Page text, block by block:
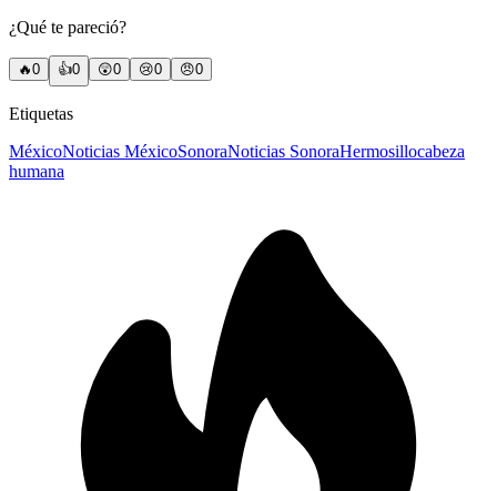
¿Qué te pareció?
🔥0 👍0 😲0 😢0 😠0
Etiquetas
MéxicoNoticias MéxicoSonoraNoticias SonoraHermosillocabeza
humana